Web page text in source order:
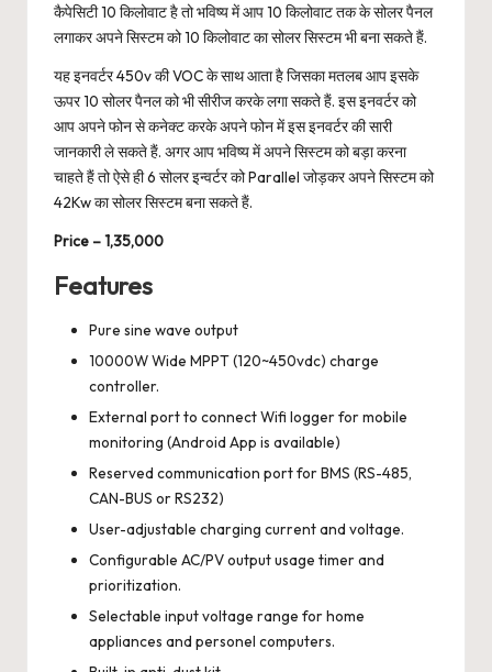
कैपेसिटी 10 किलोवाट है तो भविष्य में आप 10 किलोवाट तक के सोलर पैनल
लगाकर अपने सिस्टम को 10 किलोवाट का सोलर सिस्टम भी बना सकते हैं.
यह इनवर्टर 450v की VOC के साथ आता है जिसका मतलब आप इसके
ऊपर 10 सोलर पैनल को भी सीरीज करके लगा सकते हैं. इस इनवर्टर को
आप अपने फोन से कनेक्ट करके अपने फोन में इस इनवर्टर की सारी
जानकारी ले सकते हैं. अगर आप भविष्य में अपने सिस्टम को बड़ा करना
चाहते हैं तो ऐसे ही 6 सोलर इन्वर्टर को Parallel जोड़कर अपने सिस्टम को
42Kw का सोलर सिस्टम बना सकते हैं.
Price – 1,35,000
Features
Pure sine wave output
10000W Wide MPPT (120~450vdc) charge
controller.
External port to connect Wifi logger for mobile
monitoring (Android App is available)
Reserved communication port for BMS (RS-485,
CAN-BUS or RS232)
User-adjustable charging current and voltage.
Configurable AC/PV output usage timer and
prioritization.
Selectable input voltage range for home
appliances and personel computers.